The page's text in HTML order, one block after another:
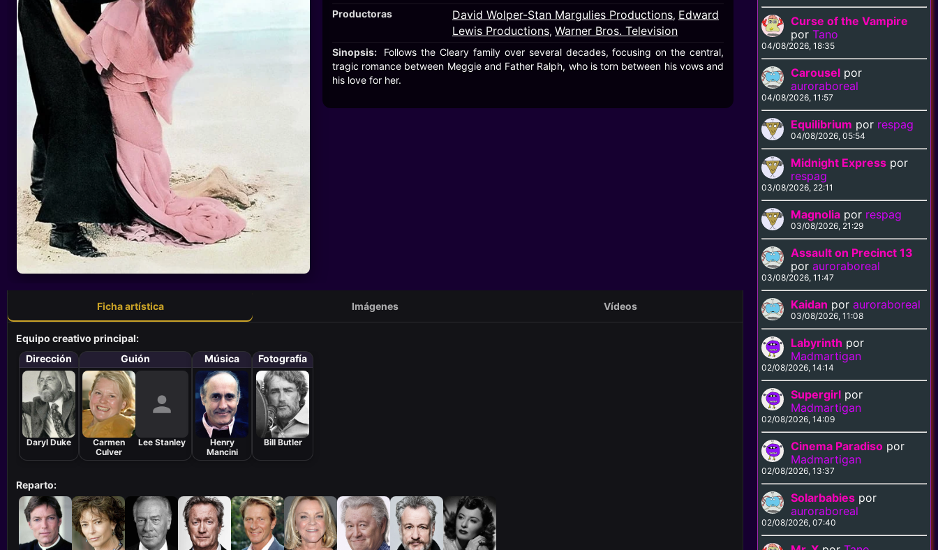
Productoras
David Wolper-Stan Margulies Productions, Edward
Lewis Productions, Warner Bros. Television
Sinopsis:
Follows the Cleary family over several decades, focusing on the central,
tragic romance between Meggie and Father Ralph, who is torn between his vows and
his love for her.
Ficha artística Imágenes Vídeos
Equipo creativo principal:
Dirección
Daryl Duke
Guión
Carmen
Culver
Lee Stanley
Música
Henry
Mancini
Fotografía
Bill Butler
Reparto:
Curse of the Vampire
porTano
04/08/2026, 18:35
Carousel por
auroraboreal
04/08/2026, 11:57
Equilibrium por respag
04/08/2026, 05:54
Midnight Express por
respag
03/08/2026, 22:11
Magnolia por respag
03/08/2026, 21:29
Assault on Precinct 13
porauroraboreal
03/08/2026, 11:47
Kaidan porauroraboreal
03/08/2026, 11:08
Labyrinth por
Madmartigan
02/08/2026, 14:14
Supergirl por
Madmartigan
02/08/2026, 14:09
Cinema Paradiso por
Madmartigan
02/08/2026, 13:37
Solarbabies por
auroraboreal
02/08/2026, 07:40